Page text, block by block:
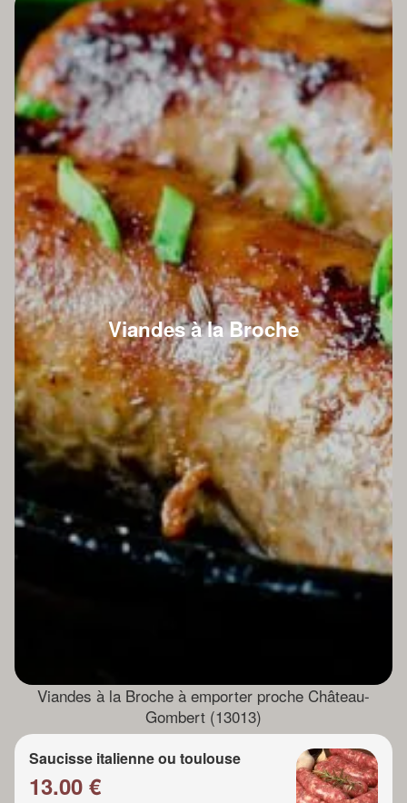
Viandes à la Broche
Viandes à la Broche à emporter proche Château-
Gombert (13013)
Saucisse italienne ou toulouse
13.00 €